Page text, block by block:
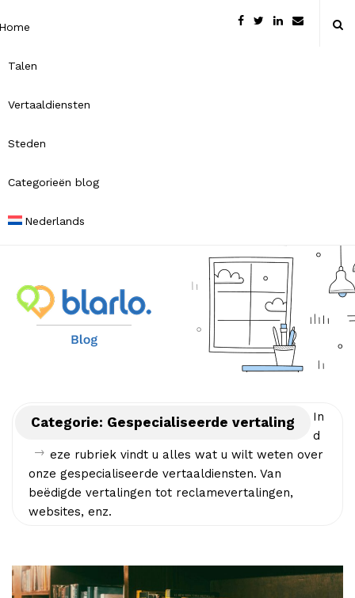
Talen
Vertaaldiensten
Steden
Categorieën blog
Nederlands
B
l
Categorie: Gespecialiseerde vertaling
→
In
d
eze rubriek vindt u alles wat u wilt weten over
onze gespecialiseerde vertaaldiensten. Van
beëdigde vertalingen tot reclamevertalingen,
websites, enz.